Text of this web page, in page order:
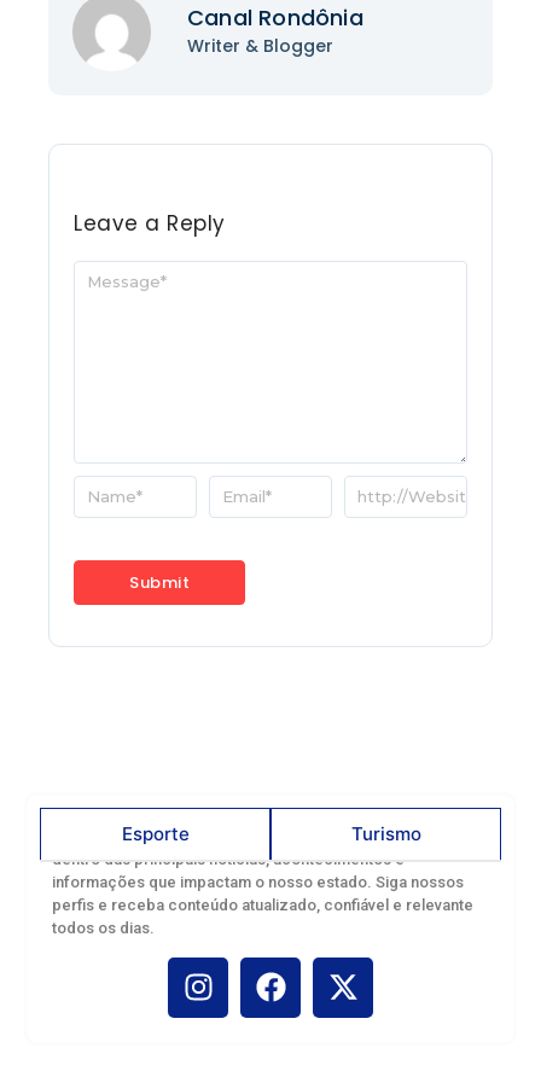
Canal Rondônia
Writer & Blogger
Leave a Reply
Esporte Turismo
Troca de figurinhas reúne famílias
em tarde de diversão na Rua do Hexa
Porto Velho agora é Capital nacional
da pesca esportiva e observação de
Acompanhe o Canal Rondônia nas redes sociais e fique por
dentro das principais notícias, acontecimentos e
informações que impactam o nosso estado. Siga nossos
perfis e receba conteúdo atualizado, confiável e relevante
todos os dias.